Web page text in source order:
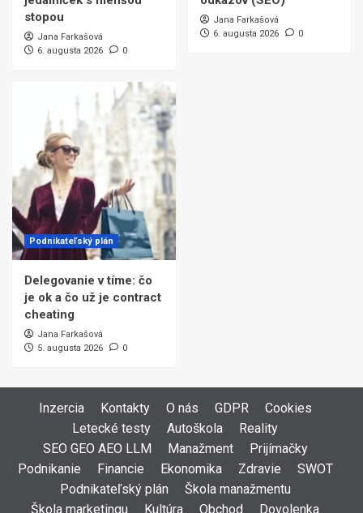
stopou
Jana Farkašová
6. augusta 2026
0
Jana Farkašová
6. augusta 2026
0
Podnikateľský plán
Delegovanie v tíme: čo
je ok a čo už je contract
cheating
Jana Farkašová
5. augusta 2026
0
Inzercia Kontakty O nás GDPR
Cookies
Letecké testy
Autoškola
Reality
SEO GEO AEO LLM
Manažment
Prijímačky
Podnikanie
Financie Ekonomika Zdravie
SWOT
Podnikateľský plán
Škola manažmentu
Škola marketingu
Kultúra Obchod Dovolenka